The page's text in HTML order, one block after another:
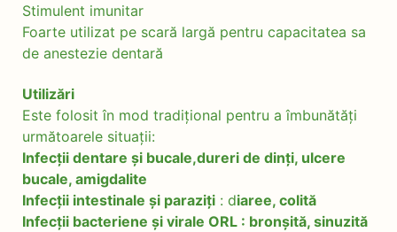
Stimulent imunitar
Foarte utilizat pe scară largă pentru capacitatea sa
de anestezie dentară
Utilizări
Este folosit în mod tradițional pentru a îmbunătăți
următoarele situații:
Infecții dentare și bucale,dureri de dinți, ulcere
bucale, amigdalite
Infecții intestinale și paraziți: diaree, colită
Infecții bacteriene și virale ORL : bronșită, sinuzită